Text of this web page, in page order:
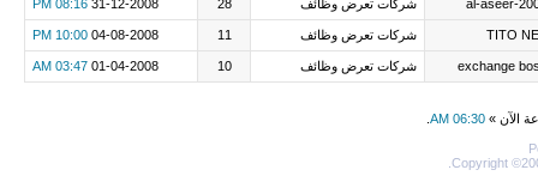
al-aseer- شركات تعرض وظائف 28
31-12-2008
08:16 PM
TITO شركات تعرض وظائف 11
04-08-2008
10:00 PM
exchange شركات تعرض وظائف 10
01-04-2008
03:47 AM
الآن » 06:30 AM
Copyright